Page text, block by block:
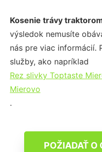
Kosenie trávy
výsledok nemusíte
nás pre viac informácií.
služby, ako napríklad
Rez slivky Toptaste
Mierovo
.
POŽIADAŤ O